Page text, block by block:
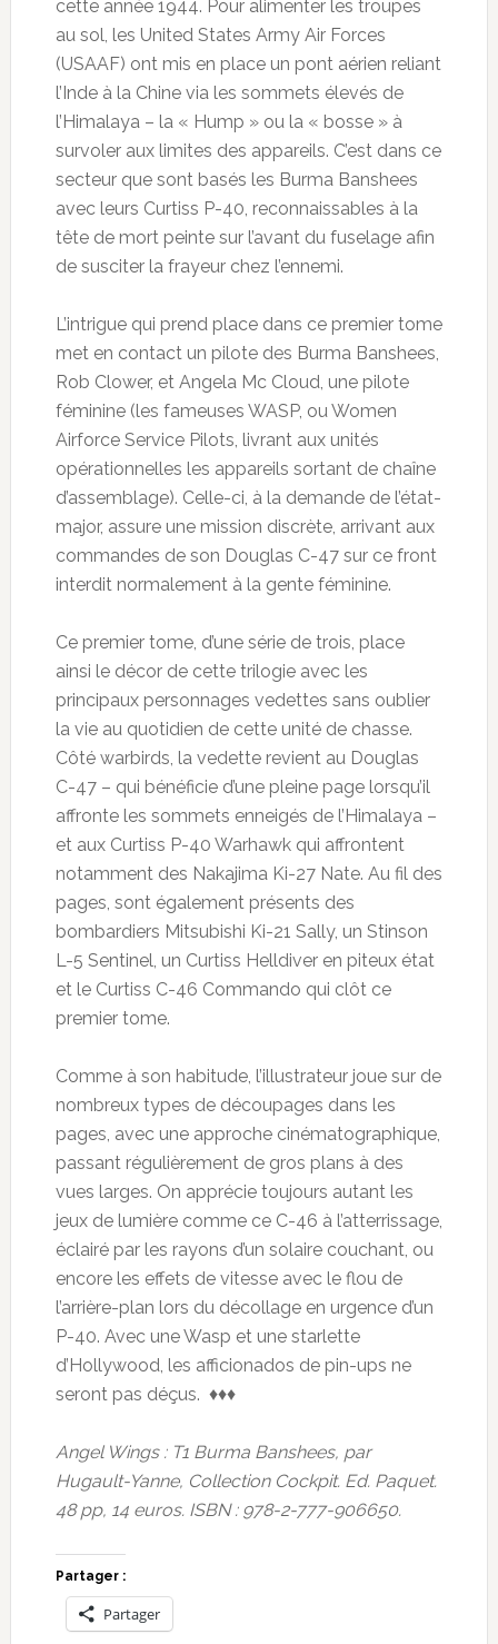
cette année 1944. Pour alimenter les troupes
au sol, les United States Army Air Forces
(USAAF) ont mis en place un pont aérien reliant
l’Inde à la Chine via les sommets élevés de
l’Himalaya – la « Hump » ou la « bosse » à
survoler aux limites des appareils. C’est dans ce
secteur que sont basés les Burma Banshees
avec leurs Curtiss P-40, reconnaissables à la
tête de mort peinte sur l’avant du fuselage afin
de susciter la frayeur chez l’ennemi.
L’intrigue qui prend place dans ce premier tome
met en contact un pilote des Burma Banshees,
Rob Clower, et Angela Mc Cloud, une pilote
féminine (les fameuses WASP, ou Women
Airforce Service Pilots, livrant aux unités
opérationnelles les appareils sortant de chaîne
d’assemblage). Celle-ci, à la demande de l’état-
major, assure une mission discrète, arrivant aux
commandes de son Douglas C-47 sur ce front
interdit normalement à la gente féminine.
Ce premier tome, d’une série de trois, place
ainsi le décor de cette trilogie avec les
principaux personnages vedettes sans oublier
la vie au quotidien de cette unité de chasse.
Côté warbirds, la vedette revient au Douglas
C-47 – qui bénéficie d’une pleine page lorsqu’il
affronte les sommets enneigés de l’Himalaya –
et aux Curtiss P-40 Warhawk qui affrontent
notamment des Nakajima Ki-27 Nate. Au fil des
pages, sont également présents des
bombardiers Mitsubishi Ki-21 Sally, un Stinson
L-5 Sentinel, un Curtiss Helldiver en piteux état
et le Curtiss C-46 Commando qui clôt ce
premier tome.
Comme à son habitude, l’illustrateur joue sur de
nombreux types de découpages dans les
pages, avec une approche cinématographique,
passant régulièrement de gros plans à des
vues larges. On apprécie toujours autant les
jeux de lumière comme ce C-46 à l’atterrissage,
éclairé par les rayons d’un solaire couchant, ou
encore les effets de vitesse avec le flou de
l’arrière-plan lors du décollage en urgence d’un
P-40. Avec une Wasp et une starlette
d’Hollywood, les afficionados de pin-ups ne
seront pas déçus. ♦♦♦
Angel Wings : T1 Burma Banshees, par
Hugault-Yanne, Collection Cockpit. Ed. Paquet.
48 pp, 14 euros. ISBN : 978-2-777-906650.
Partager :
Partager